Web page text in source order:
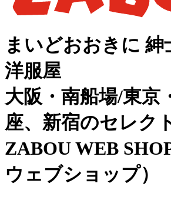
まいどおおきに 紳
洋服屋
大阪・南船場/東京
座、新宿のセレク
ZABOU WEB
ウェブショップ）